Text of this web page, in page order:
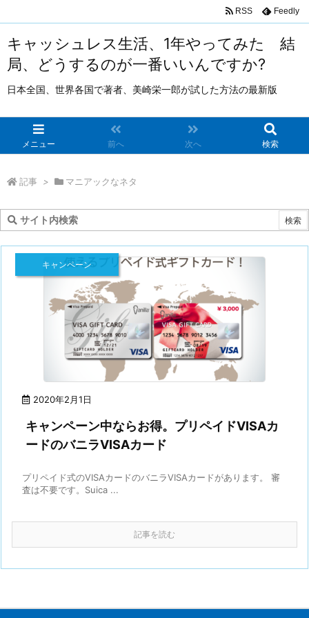
キャッシュレス生活、1年やってみた 結
局、どうするのが一番いいんですか?
日本全国、世界各国で著者、美崎栄一郎が試した方法の最新版
メニュー 前へ 次へ 検索
RSS Feedly
記事 > マニアックなネタ
2020年2月1日
キャンペーン
キャンペーン中ならお得。プリペイドVISAカ
ードのバニラVISAカード
プリペイド式のVISAカードのバニラVISAカードがあります。 審
査は不要です。Suica ...
記事を読む